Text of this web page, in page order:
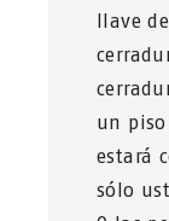
llave
un
estará
sólo